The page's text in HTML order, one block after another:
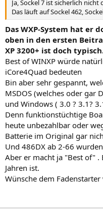
Ja, Sockel 7 ist sicherlich
Das läuft auf Sockel 462,
Das WXP-System hat er
oben in den ersten
XP 3200+ ist doch
Best of WINXP würde
iCore4Quad bedeuten
Bin aber sehr gespannt,
MSDOS (welches oder gar
und Windows ( 3.0 ? 3.1?
Denn funktionstüchtige
heute unbezahlbar oder
Batterie im Original gar
Und 486DX ab 2-66
Aber er macht ja "Best of"
Jahren ist.
Wünsche dem